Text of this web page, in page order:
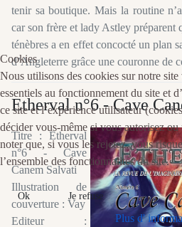
tenir sa boutique. Mais la routine
car son frère et lady Astley préparent
ténèbres a en effet concocté un plan
d’Angleterre grâce une couronne de
Etherval n°6 - Cave
Titre : Etherval
n°6 - Cave
Canem Salvati
Illustration de
couverture : Vay
Editeur :
Cookies
Nous utilisons des cookies sur notre
essentiels au fonctionnement du site et
ce site et l’expérience utilisateur
décider vous-même si vous autorisez
noter que, si vous les rejetez, vous
l’ensemble des fonctionnalités du site.
Ok Je refuse
Plus d'